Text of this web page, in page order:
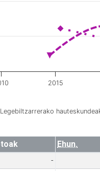
2015
Ehun.
-